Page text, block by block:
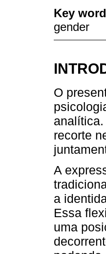
Key
gender
O
recorte
A
a
Essa
uma